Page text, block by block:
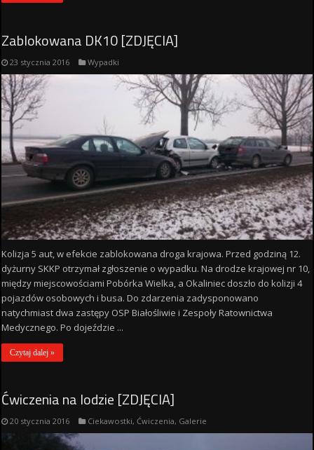
Zablokowana DK10 [ZDJĘCIA]
23 stycznia 2016 Wypadki
Kolizja 5 aut, w efekcie zablokowana droga krajowa. Przed godziną 12.
dyżurny SKKP otrzymał zgłoszenie o wypadku. Na drodze krajowej nr 10,
między miejscowościami Pobórka Wielka, a Okaliniec doszło do kolizji 4
pojazdów osobowych i busa. Do zdarzenia zadysponowano
natychmiast dwa zastępy OSP Białośliwie i Zespoły Ratownictwa
Medycznego. Po dojeździe ...
Czytaj dalej »
Ćwiczenia na lodzie [ZDJĘCIA]
20 stycznia 2016 Ciekawostki,Ćwiczenia, Galerie